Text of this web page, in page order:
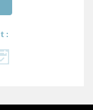
: